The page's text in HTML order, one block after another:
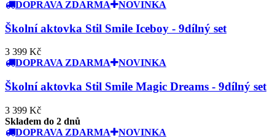
DOPRAVA ZDARMA NOVINKA
Školní aktovka Stil Smile Iceboy - 9dílný set
3 399 Kč
DOPRAVA ZDARMA
NOVINKA
Školní aktovka Stil Smile Magic Dreams - 9dílný set
3 399 Kč
Skladem do 2 dnů
DOPRAVA ZDARMA
NOVINKA